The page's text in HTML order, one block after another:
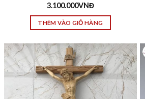
3.100.000VNĐ
THÊM VÀO GIỎ HÀNG